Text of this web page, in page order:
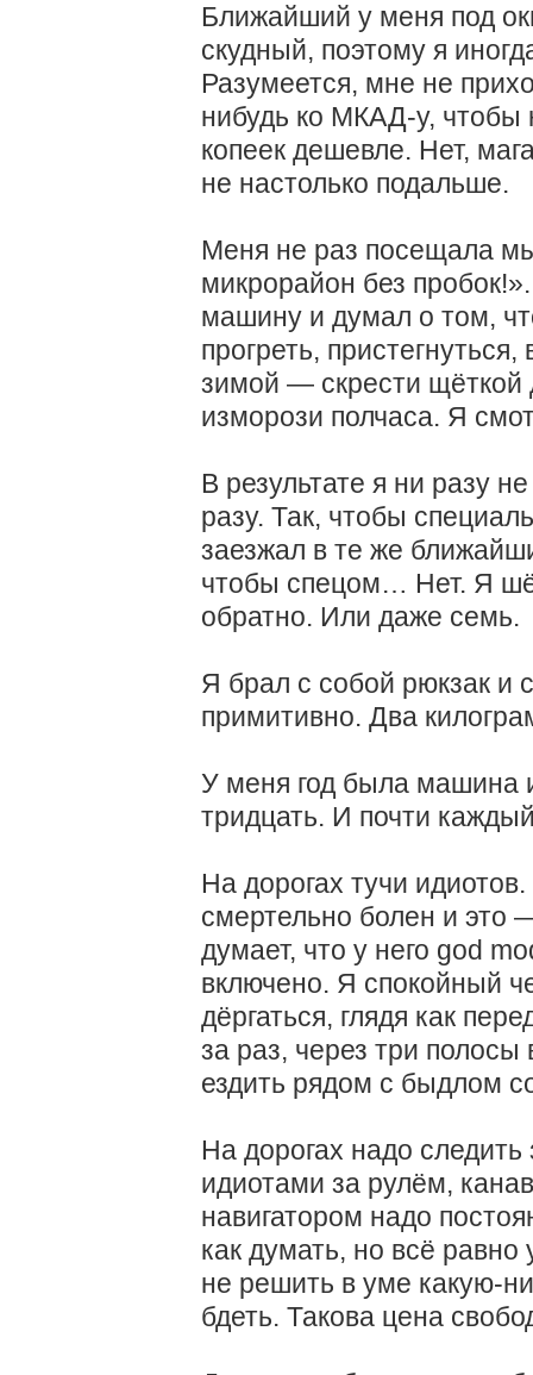
Ближайший у меня под
скудный, поэтому я
Разумеется, мне не
нибудь ко МКАД-у, чтобы
копеек дешевле. Нет,
не настолько подальше.
Меня не раз посещала
микрорайон без
машину и думал о том,
прогреть,
зимой — скрести щёткой
изморози полчаса. Я
В результате я ни разу
разу. Так, чтобы
заезжал в те же
чтобы спецом… Нет. Я
обратно. Или даже семь.
Я брал с собой рюкзак и
примитивно. Два
У меня год была машина
тридцать. И почти
На дорогах тучи
смертельно болен и это
думает, что у него god
включено. Я спокойный
дёргаться, глядя как
за раз, через три
ездить рядом с быдлом
На дорогах надо
идиотами за рулём,
навигатором надо
как думать, но всё равно
не решить в уме какую-
бдеть. Такова цена